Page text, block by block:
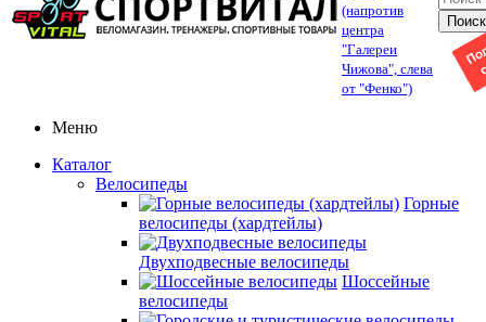
(напротив
центра
"Галереи
Чижова", слева
от "Фенко")
Меню
Каталог
Велосипеды
Горные
велосипеды (хардтейлы)
Двухподвесные велосипеды
Шоссейные
велосипеды